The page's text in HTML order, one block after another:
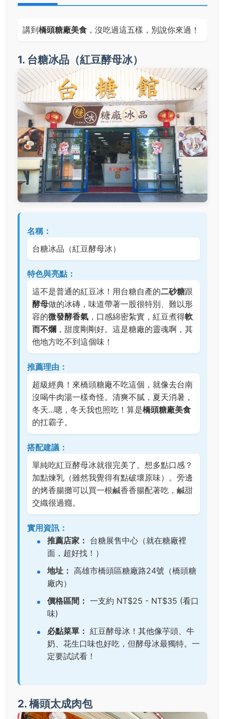
講到橋頭糖廠美食 ，沒吃過這五樣，別說你來過！
1. 台糖冰品（紅豆酵母冰）
名稱：
台糖冰品（紅豆酵母冰）
特色與亮點：
這不是普通的紅豆冰！用台糖自產的二砂糖跟
酵母做的冰磚，味道帶著一股很特別、難以形
容的微發酵香氣 ，口感綿密紮實，紅豆煮得軟
而不爛 ，甜度剛剛好。這是糖廠的靈魂啊，其
他地方吃不到這個味！
推薦理由：
超級經典！來橋頭糖廠不吃這個，就像去台南
沒喝牛肉湯一樣奇怪。清爽不膩，夏天消暑，
冬天...嗯，冬天我也照吃！算是橋頭糖廠美食
的扛霸子。
搭配建議：
單純吃紅豆酵母冰就很完美了。想多點口感？
加點煉乳（雖然我覺得有點破壞原味）。旁邊
的烤香腸攤可以買一根鹹香香腸配著吃，鹹甜
交織很過癮。
實用資訊：
推薦店家： 台糖展售中心（就在糖廠裡
面，超好找！）
地址： 高雄市橋頭區糖廠路24號（橋頭糖
廠內）
價格區間： 一支約 NT$25 - NT$35 (看口
味)
必點菜單： 紅豆酵母冰 ！其他像芋頭、牛
奶、花生口味也好吃，但酵母冰最獨特。一
定要試試看！
2. 橋頭太成肉包